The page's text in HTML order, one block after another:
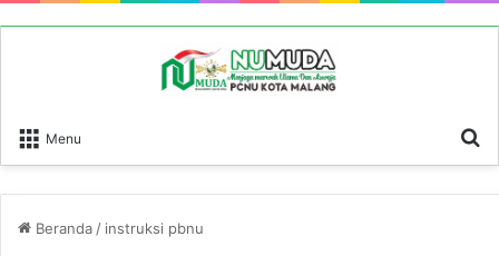
Menu
Beranda / instruksi pbnu